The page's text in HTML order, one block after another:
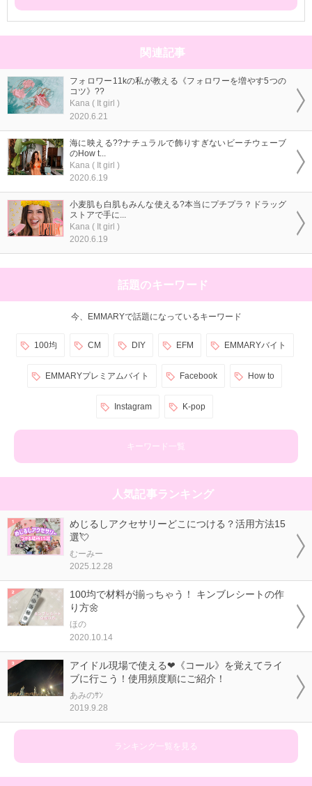
関連記事
フォロワー11kの私が教える《フォロワーを増やす5つの
コツ》??
Kana ( It girl )
2020.6.21
海に映える??ナチュラルで飾りすぎないビーチウェーブ
のHow t...
Kana ( It girl )
2020.6.19
小麦肌も白肌もみんな使える?本当にプチプラ？ドラッグ
ストアで手に...
Kana ( It girl )
2020.6.19
話題のキーワード
今、EMMARYで話題になっているキーワード
100均 CM DIY EFM EMMARYバイト
EMMARYプレミアムバイト Facebook How to
Instagram K-pop
キーワード一覧
人気記事ランキング
めじるしアクセサリーどこにつける？活用方法15
選💘
むーみー
2025.12.28
100均で材料が揃っちゃう！ キンブレシートの作
り方🌼
ほの
2020.10.14
アイドル現場で使える❤《コール》を覚えてライ
ブに行こう！使用頻度順にご紹介！
あみのｻﾝ
2019.9.28
ランキング一覧を見る